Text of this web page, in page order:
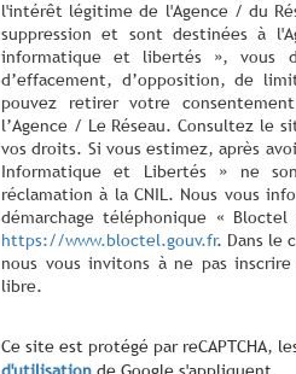
l'intérêt légitime de l'Agence / du
suppression et sont destinées à
informatique et libertés », vous
d’effacement, d’opposition, de
pouvez retirer votre
l’Agence / Le Réseau. Consultez le
vos droits. Si vous estimez, après
Informatique et Libertés » ne
réclamation à la CNIL. Nous vous
démarchage téléphonique «
https://www.bloctel.gouv.fr. Dans le
nous vous invitons à ne pas
libre.
Ce site est protégé par reCAPTCHA,